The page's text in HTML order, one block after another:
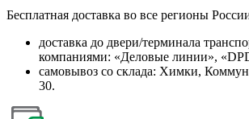
Бесплатная доставка во все регионы
доставка до двери/терминала
компаниями: «Деловые линии»,
самовывоз со склада: Химки,
30.